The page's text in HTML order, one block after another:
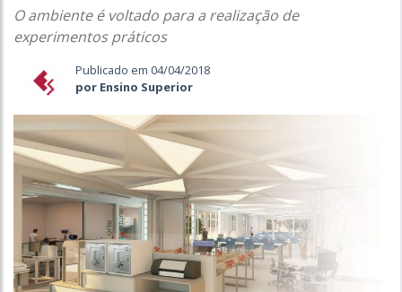
O ambiente é voltado para a realização de
experimentos práticos
Publicado em 04/04/2018
por Ensino Superior